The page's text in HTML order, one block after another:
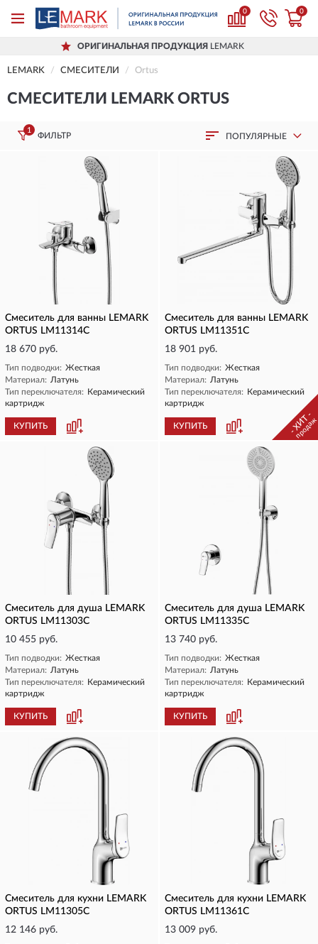
0 0
ОРИГИНАЛЬНАЯ ПРОДУКЦИЯLEMARK
LEMARK СМЕСИТЕЛИ Ortus
СМЕСИТЕЛИ LEMARK ORTUS
1
ФИЛЬТР ПОПУЛЯРНЫЕ
Смеситель для ванны LEMARK
ORTUS LM11314C
18 670 руб.
Тип подводки: Жесткая
Материал: Латунь
Тип переключателя: Керамический
картридж
КУПИТЬ
Смеситель для ванны LEMARK
ORTUS LM11351C
18 901 руб.
Тип подводки: Жесткая
Материал: Латунь
Тип переключателя: Керамический
картридж
КУПИТЬ - ХИТ -
продаж
Смеситель для душа LEMARK
ORTUS LM11303C
10 455 руб.
Тип подводки: Жесткая
Материал: Латунь
Тип переключателя: Керамический
картридж
КУПИТЬ
Смеситель для душа LEMARK
ORTUS LM11335C
13 740 руб.
Тип подводки: Жесткая
Материал: Латунь
Тип переключателя: Керамический
картридж
КУПИТЬ
Смеситель для кухни LEMARK
ORTUS LM11305C
12 146 руб.
Смеситель для кухни LEMARK
ORTUS LM11361C
13 009 руб.